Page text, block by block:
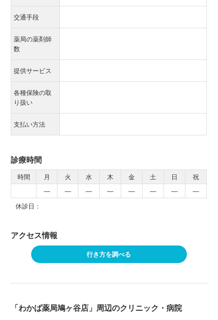
交通手段
薬局の薬剤師
数
提供サービス
各種保険の取
り扱い
支払い方法
診療時間
時間 月 火 水 木 金 土 日
祝
―
― ― ― ― ― ―
―
休診日：
アクセス情報
行き方を調べる
「わかば薬局鳩ヶ谷店」周辺のクリニック・病院